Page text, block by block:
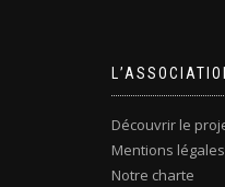
Découvrir le
Mentions légales
Notre charte